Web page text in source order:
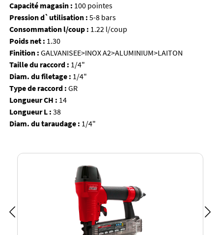
Capacité magasin : 100 pointes
Pression d`utilisation : 5-8 bars
Consommation l/coup : 1.22 l/coup
Poids net : 1.30
Finition : GALVANISEE>INOX A2>ALUMINIUM>LAITON
Taille du raccord : 1/4"
Diam. du filetage : 1/4"
Type de raccord : GR
Longueur CH : 14
Longueur L : 38
Diam. du taraudage : 1/4"